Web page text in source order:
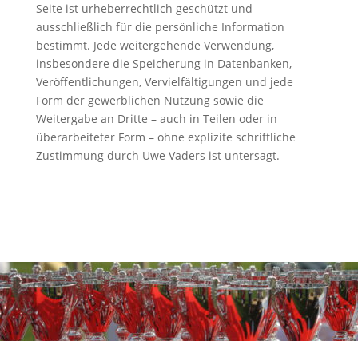
Seite ist urheberrechtlich geschützt und
ausschließlich für die persönliche Information
bestimmt. Jede weitergehende Verwendung,
insbesondere die Speicherung in Datenbanken,
Veröffentlichungen, Vervielfältigungen und jede
Form der gewerblichen Nutzung sowie die
Weitergabe an Dritte – auch in Teilen oder in
überarbeiteter Form – ohne explizite schriftliche
Zustimmung durch Uwe Vaders ist untersagt.